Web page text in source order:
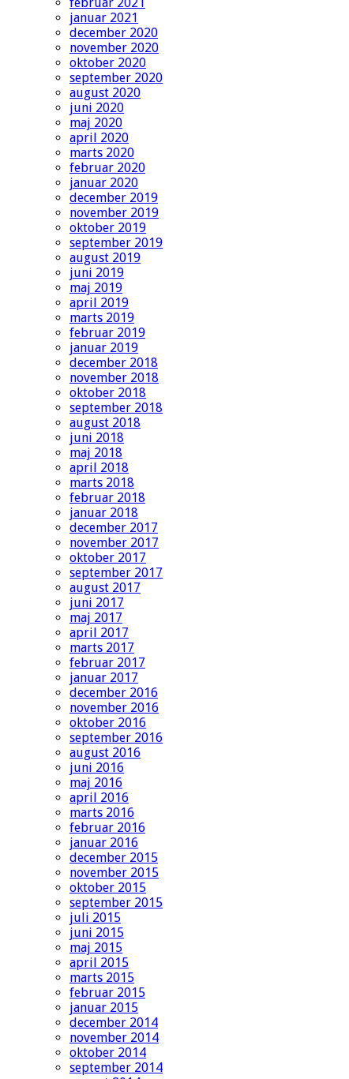
januar 2021
december 2020
november 2020
oktober 2020
september 2020
august 2020
juni 2020
maj 2020
april 2020
marts 2020
februar 2020
januar 2020
december 2019
november 2019
oktober 2019
september 2019
august 2019
juni 2019
maj 2019
april 2019
marts 2019
februar 2019
januar 2019
december 2018
november 2018
oktober 2018
september 2018
august 2018
juni 2018
maj 2018
april 2018
marts 2018
februar 2018
januar 2018
december 2017
november 2017
oktober 2017
september 2017
august 2017
juni 2017
maj 2017
april 2017
marts 2017
februar 2017
januar 2017
december 2016
november 2016
oktober 2016
september 2016
august 2016
juni 2016
maj 2016
april 2016
marts 2016
februar 2016
januar 2016
december 2015
november 2015
oktober 2015
september 2015
juli 2015
juni 2015
maj 2015
april 2015
marts 2015
februar 2015
januar 2015
december 2014
november 2014
oktober 2014
september 2014